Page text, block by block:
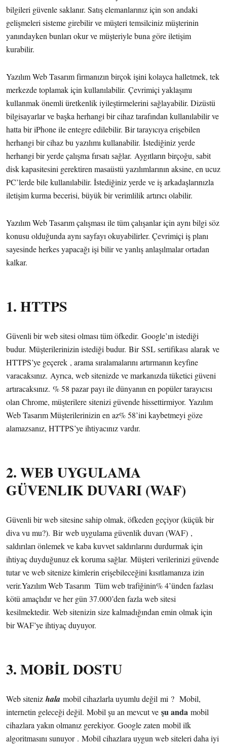
bilgileri güvenle saklanır. Satış elemanlarınız için son andaki
gelişmeleri sisteme girebilir ve müşteri temsilciniz müşterinin
yanındayken bunları okur ve müşteriyle buna göre iletişim
kurabilir.
Yazılım Web Tasarım firmanızın birçok işini kolayca halletmek, tek
merkezde toplamak için kullanılabilir. Çevrimiçi yaklaşımı
kullanmak önemli üretkenlik iyileştirmelerini sağlayabilir. Dizüstü
bilgisayarlar ve başka herhangi bir cihaz tarafından kullanılabilir ve
hatta bir iPhone ile entegre edilebilir. Bir tarayıcıya erişebilen
herhangi bir cihaz bu yazılımı kullanabilir. İstediğiniz yerde
herhangi bir yerde çalışma fırsatı sağlar. Aygıtların birçoğu, sabit
disk kapasitesini gerektiren masaüstü yazılımlarının aksine, en ucuz
PC’lerde bile kullanılabilir. İstediğiniz yerde ve iş arkadaşlarınızla
iletişim kurma becerisi, büyük bir verimlilik artırıcı olabilir.
Yazılım Web Tasarım çalışması ile tüm çalışanlar için aynı bilgi söz
konusu olduğunda aynı sayfayı okuyabilirler. Çevrimiçi iş planı
sayesinde herkes yapacağı işi bilir ve yanlış anlaşılmalar ortadan
kalkar.
1. HTTPS
Güvenli bir web sitesi olması tüm öfkedir. Google’ın istediği
budur. Müşterilerinizin istediği budur. Bir SSL sertifikası alarak ve
HTTPS’ye geçerek , arama sıralamalarını artırmanın keyfine
varacaksınız. Ayrıca, web sitenizde ve markanızda tüketici güveni
artıracaksınız. % 58 pazar payı ile dünyanın en popüler tarayıcısı
olan Chrome, müşterilere sitenizi güvende hissettirmiyor. Yazılım
Web Tasarım Müşterilerinizin en az% 58’ini kaybetmeyi göze
alamazsanız, HTTPS’ye ihtiyacınız vardır.
2. WEB UYGULAMA
GÜVENLIK DUVARI (WAF)
Güvenli bir web sitesine sahip olmak, öfkeden geçiyor (küçük bir
diva vu mu?). Bir web uygulama güvenlik duvarı (WAF) ,
saldırıları önlemek ve kaba kuvvet saldırılarını durdurmak için
ihtiyaç duyduğunuz ek koruma sağlar. Müşteri verilerinizi güvende
tutar ve web sitenize kimlerin erişebileceğini kısıtlamanıza izin
verir.Yazılım Web Tasarım Tüm web trafiğinin% 4’ünden fazlası
kötü amaçlıdır ve her gün 37.000’den fazla web sitesi
kesilmektedir. Web sitenizin size kalmadığından emin olmak için
bir WAF’ye ihtiyaç duyuyor.
3. MOBİL DOSTU
Web siteniz hala mobil cihazlarla uyumlu değil mi ? Mobil,
internetin geleceği değil. Mobil şu an mevcut ve şu anda mobil
cihazlara yakın olmanız gerekiyor. Google zaten mobil ilk
algoritmasını sunuyor . Mobil cihazlara uygun web siteleri daha iyi